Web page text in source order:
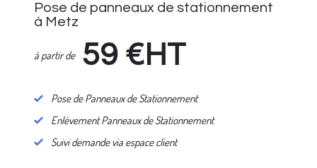
Pose de panneaux de stationnement
à Metz
à partir de 59 €HT
Pose de Panneaux de Stationnement
Enlèvement Panneaux de Stationnement
Suivi demande via espace client